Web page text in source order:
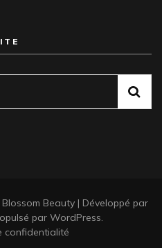
Blossom Beauty | Développé par
par WordPress.
confidentialité